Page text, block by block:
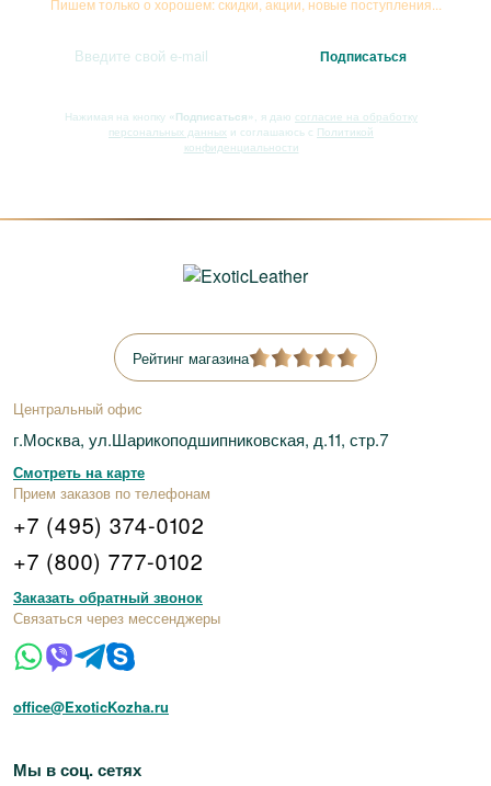
Пишем только о хорошем: скидки, акции, новые поступления...
Нажимая на кнопку «Подписаться» , я даю согласие на обработку
персональных данных и соглашаюсь с Политикой
конфиденциальности
Рейтинг магазина
Центральный офис
г.Москва, ул.Шарикоподшипниковская, д.11, стр.7
Смотреть на карте
Прием заказов по телефонам
+7 (495) 374-0102
+7 (800) 777-0102
Заказать обратный звонок
Связаться через мессенджеры
office@ExoticKozha.ru
Мы в соц. сетях